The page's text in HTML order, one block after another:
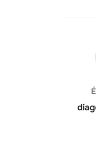
AUTEUR